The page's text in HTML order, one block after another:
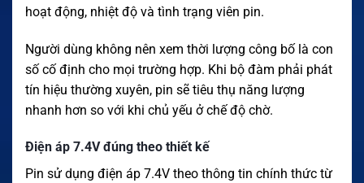
hoạt động, nhiệt độ và tình trạng viên pin.
Người dùng không nên xem thời lượng công bố là con
số cố định cho mọi trường hợp. Khi bộ đàm phải phát
tín hiệu thường xuyên, pin sẽ tiêu thụ năng lượng
nhanh hơn so với khi chủ yếu ở chế độ chờ.
Điện áp 7.4V đúng theo thiết kế
Pin sử dụng điện áp 7.4V theo thông tin chính thức từ